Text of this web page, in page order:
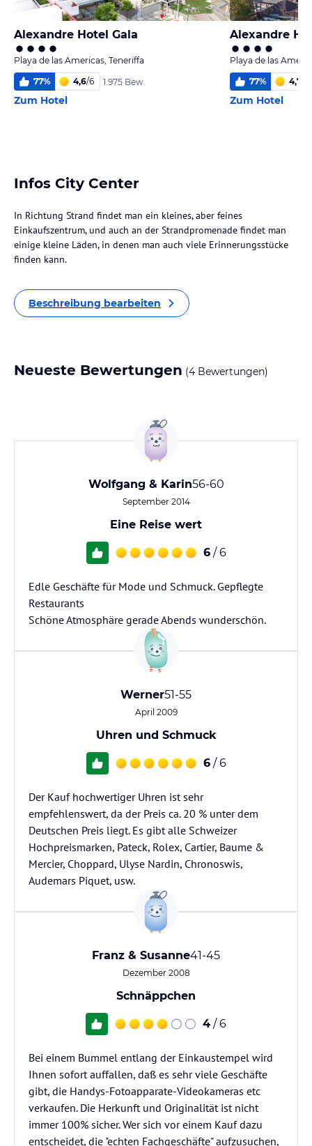
Alexandre Hotel Gala
Playa de las Americas, Teneriffa
77% 4,6/6 1.975 Bew.
Zum Hotel
Alexandre
Playa de las
77% 4,7
Zum Hotel
Infos City Center
In Richtung Strand findet man ein kleines, aber feines
Einkaufszentrum, und auch an der Strandpromenade findet man
einige kleine Läden, in denen man auch viele Erinnerungsstücke
finden kann.
Beschreibung bearbeiten
Neueste Bewertungen (4 Bewertungen)
Wolfgang & Karin56-60
September 2014
Eine Reise wert
6 / 6
Edle Geschäfte für Mode und Schmuck. Gepflegte
Restaurants
Schöne Atmosphäre gerade Abends wunderschön.
Werner51-55
April 2009
Uhren und Schmuck
6 / 6
Der Kauf hochwertiger Uhren ist sehr
empfehlenswert, da der Preis ca. 20 % unter dem
Deutschen Preis liegt. Es gibt alle Schweizer
Hochpreismarken, Pateck, Rolex, Cartier, Baume &
Mercier, Choppard, Ulyse Nardin, Chronoswis,
Audemars Piquet, usw.
Franz & Susanne41-45
Dezember 2008
Schnäppchen
4 / 6
Bei einem Bummel entlang der Einkaustempel wird
Ihnen sofort auffallen, daß es sehr viele Geschäfte
gibt, die Handys-Fotoapparate-Videokameras etc
verkaufen. Die Herkunft und Originalität ist nicht
immer 100% sicher. Wer sich vor einem Kauf dazu
entscheidet, die "echten Fachgeschäfte" aufzusuchen,